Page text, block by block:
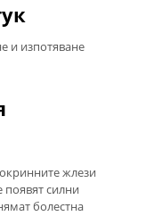
и изпотяване
жлези
появят силни
болестна